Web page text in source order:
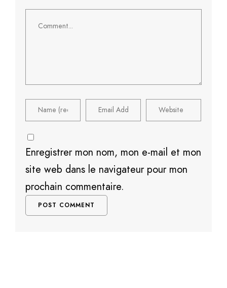
Enregistrer mon nom, mon e-mail et mon
site web dans le navigateur pour mon
prochain commentaire.